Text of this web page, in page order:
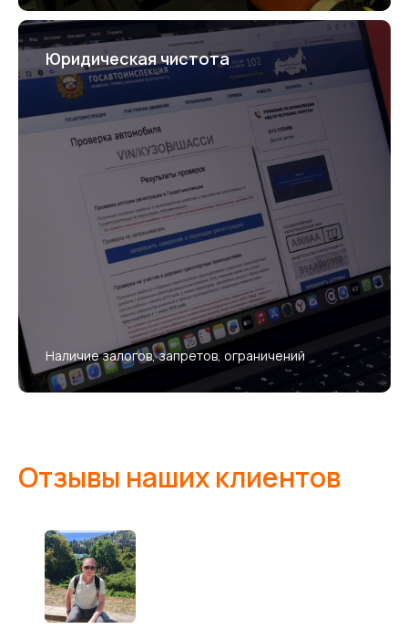
Юридическая чистота
Наличие залогов, запретов, ограничений
Отзывы наших клиентов